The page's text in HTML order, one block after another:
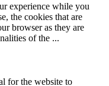
experience while you
the cookies that are
browser as they are
of the ...
for the website to